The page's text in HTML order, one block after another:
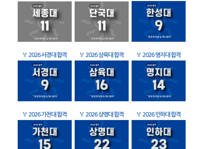
🏅 2026 서경대 합격 🏅 2026 삼육대 합격 🏅 2026 명지대 합격
🏅 2026 가천대 합격 🏅 2026 상명대 합격 🏅 2026 인하대 합격